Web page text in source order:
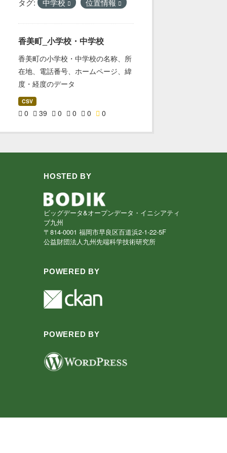
タグ: 中学校 位置情報
香美町_小学校・中学校
香美町の小学校・中学校の名称、所
在地、電話番号、ホームページ、緯
度・経度のデータ
CSV
0 39 0 0 0 0
HOSTED BY
ビッグデータ&オープンデータ・イニシアティ
ブ九州
〒814-0001 福岡市早良区百道浜2-1-22-5F
公益財団法人九州先端科学技術研究所
POWERED BY
POWERED BY